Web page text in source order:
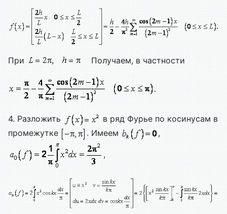
При Получаем, в частности
.
4. Разложить
в ряд Фурье по косинусам в
промежутке
. Имеем ,
,